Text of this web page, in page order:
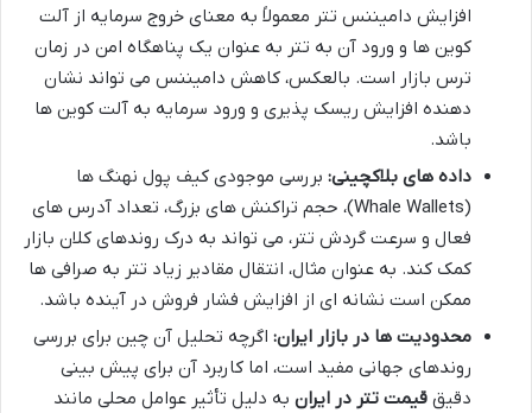
افزایش دامیننس تتر معمولاً به معنای خروج سرمایه از آلت
کوین ها و ورود آن به تتر به عنوان یک پناهگاه امن در زمان
ترس بازار است. بالعکس، کاهش دامیننس می تواند نشان
دهنده افزایش ریسک پذیری و ورود سرمایه به آلت کوین ها
باشد.
داده های بلاکچینی: بررسی موجودی کیف پول نهنگ ها
(Whale Wallets)، حجم تراکنش های بزرگ، تعداد آدرس های
فعال و سرعت گردش تتر، می تواند به درک روندهای کلان بازار
کمک کند. به عنوان مثال، انتقال مقادیر زیاد تتر به صرافی ها
ممکن است نشانه ای از افزایش فشار فروش در آینده باشد.
محدودیت ها در بازار ایران: اگرچه تحلیل آن چین برای بررسی
روندهای جهانی مفید است، اما کاربرد آن برای پیش بینی
دقیق قیمت تتر در ایران به دلیل تأثیر عوامل محلی مانند